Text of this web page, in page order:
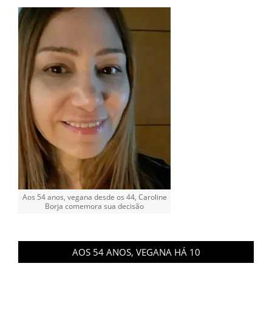
Aos 54 anos, vegana desde os 44, Caroline
Borja comemora sua decisão
AOS 54 ANOS, VEGANA HÁ 10